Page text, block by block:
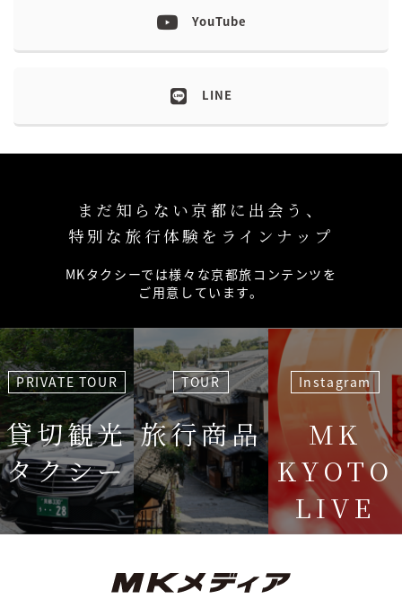
YouTube
LINE
まだ知らない京都に出会う、
特別な旅行体験をラインナップ
MKタクシーでは様々な京都旅コンテンツを
ご用意しています。
PRIVATE TOUR
貸切観光
タクシー
TOUR
旅行商品
Instagram
MK
KYOTO
LIVE